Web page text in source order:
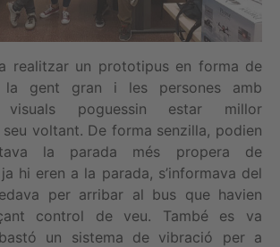
realitzar un prototipus en forma de
la gent gran i les persones amb
visuals poguessin estar millor
voltant. De forma senzilla, podien
la parada més propera de
hi eren a la parada, s’informava del
per arribar al bus que havien
control de veu. També es va
un sistema de vibració per a